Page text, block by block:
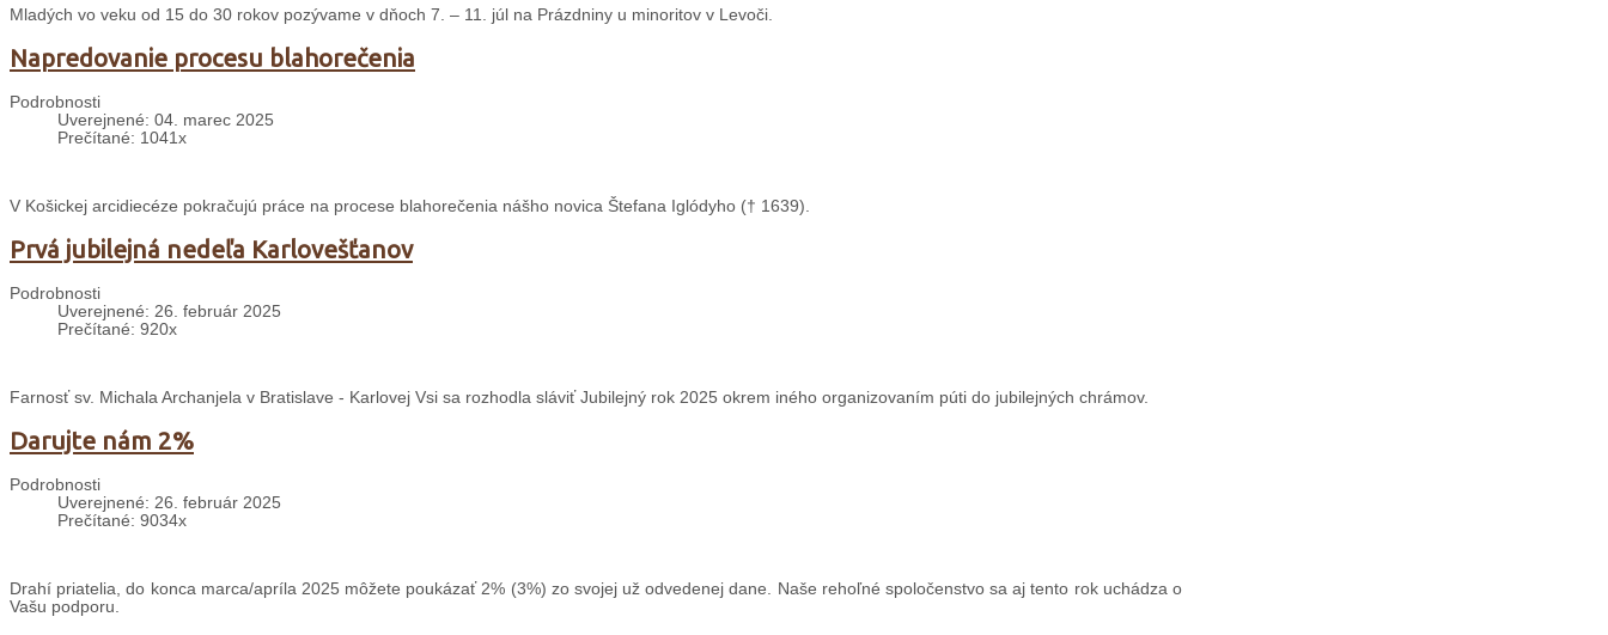
Mladých vo veku od 15 do 30 rokov pozývame v dňoch 7. – 11. júl na Prázdniny u minoritov v Levoči.
Napredovanie procesu blahorečenia
Podrobnosti
Uverejnené: 04. marec 2025
Prečítané: 1041x
V Košickej arcidiecéze pokračujú práce na procese blahorečenia nášho novica Štefana Iglódyho († 1639).
Prvá jubilejná nedeľa Karlovešťanov
Podrobnosti
Uverejnené: 26. február 2025
Prečítané: 920x
Farnosť sv. Michala Archanjela v Bratislave - Karlovej Vsi sa rozhodla sláviť Jubilejný rok 2025 okrem iného organizovaním púti do jubilejných chrámov.
Darujte nám 2%
Podrobnosti
Uverejnené: 26. február 2025
Prečítané: 9034x
Drahí priatelia, do konca marca/apríla 2025 môžete poukázať 2% (3%) zo svojej už odvedenej dane. Naše rehoľné spoločenstvo sa aj tento rok uchádza o
Vašu podporu.